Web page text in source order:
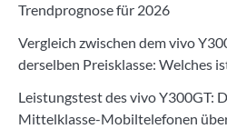
Trendprognose für 2026
Vergleich zwischen dem vivo
derselben Preisklasse: Welches
Leistungstest des vivo Y300GT:
Mittelklasse-Mobiltelefonen